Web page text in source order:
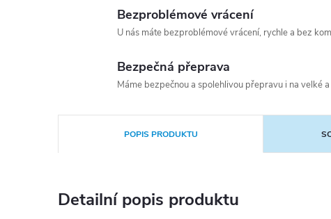
Bezproblémové vrácení
U nás máte bezproblémové vrácení, rychle a bez
Bezpečná přeprava
Máme bezpečnou a spolehlivou přepravu i na velké
POPIS PRODUKTU
Detailní popis produktu